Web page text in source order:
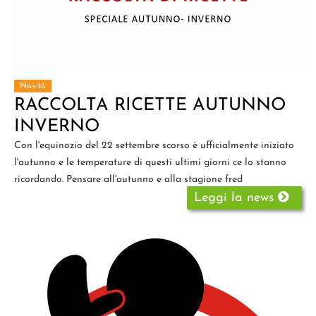
Novità
RACCOLTA RICETTE AUTUNNO
INVERNO
Con l'equinozio del 22 settembre scorso è ufficialmente iniziato
l'autunno e le temperature di questi ultimi giorni ce lo stanno
ricordando. Pensare all'autunno e alla stagione fred
Leggi la news